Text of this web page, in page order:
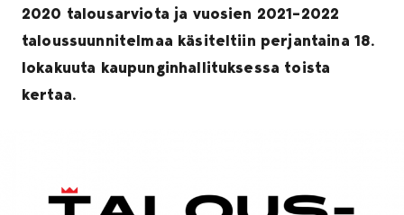
2020 talousarviota ja vuosien 2021–2022
taloussuunnitelmaa käsiteltiin perjantaina 18.
lokakuuta kaupunginhallituksessa toista
kertaa.